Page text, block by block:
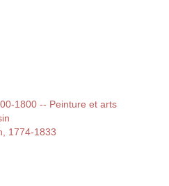
1800 -- Peinture et arts
1774-1833